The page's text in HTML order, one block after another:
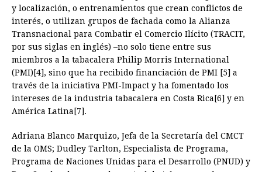
y localización, o entrenamientos que crean conflictos de
interés, o utilizan grupos de fachada como la Alianza
Transnacional para Combatir el Comercio Ilícito (TRACIT,
por sus siglas en inglés) –no solo tiene entre sus
miembros a la tabacalera Philip Morris International
(PMI)[4], sino que ha recibido financiación de PMI [5] a
través de la iniciativa PMI-Impact y ha fomentado los
intereses de la industria tabacalera en Costa Rica[6] y en
América Latina[7].
Adriana Blanco Marquizo, Jefa de la Secretaría del CMCT
de la OMS; Dudley Tarlton, Especialista de Programa,
Programa de Naciones Unidas para el Desarrollo (PNUD) y